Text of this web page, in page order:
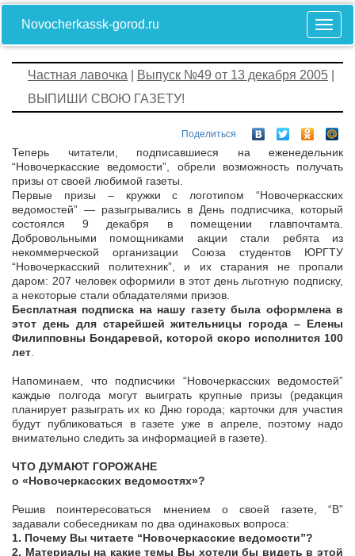
Novocherkassk-gorod.ru
Частная лавочка Выпуск №49 от 13 декабря 2005
ВЫПИШИ СВОЮ ГАЗЕТУ!
Поделиться
Теперь читатели, подписавшиеся на еженедельник
“Новочеркасские ведомости”, обрели возможность получать
призы от своей любимой газеты.
Первые призы – кружки с логотипом “Новочеркасских
ведомостей” — разыгрывались в День подписчика, который
состоялся 9 декабря в помещении главпочтамта.
Добровольными помощниками акции стали ребята из
некоммерческой организации Союза студентов ЮРГТУ
“Новочеркасский политехник”, и их старания не пропали
даром: 207 человек оформили в этот день льготную подписку,
а некоторые стали обладателями призов.
Бесплатная подписка на нашу газету была оформлена в
этот день для старейшей жительницы города – Елены
Филипповны Бондаревой, которой скоро исполнится 100
лет.
Напоминаем, что подписчики “Новочеркасских ведомостей”
каждые полгода могут выиграть крупные призы (редакция
планирует разыграть их ко Дню города; карточки для участия
будут публиковаться в газете уже в апреле, поэтому надо
внимательно следить за информацией в газете).
ЧТО ДУМАЮТ ГОРОЖАНЕ
о «Новочеркасских ведомостях»?
Решив поинтересоваться мнением о своей газете, “В”
задавали собеседникам по два одинаковых вопроса:
1. Почему Вы читаете “Новочеркасские ведомости”?
2. Материалы на какие темы Вы хотели бы видеть в этой